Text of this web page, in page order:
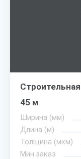
45 м
Ширина (мм)
Длина (м)
Толщина (мкм)
Мин.заказ